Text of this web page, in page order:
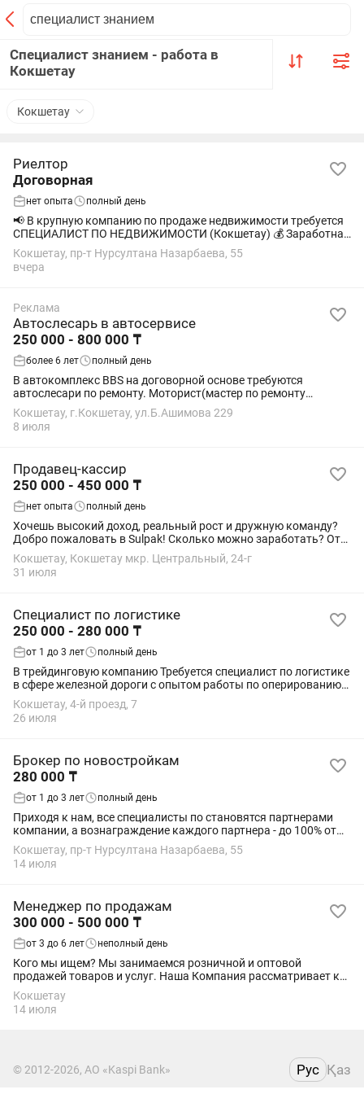
Специалист знанием - работа в
Кокшетау
Кокшетау
Риелтор
Договорная
нет опыта полный день
📢 В крупную компанию по продаже недвижимости требуется
СПЕЦИАЛИСТ ПО НЕДВИЖИМОСТИ (Кокшетау) 💰 Заработная
плата: от 400 000 до 5 000 000 (на руки) •высокий процент с
каждой сделки •мотивационные...
Кокшетау, пр-т Нурсултана Назарбаева, 55
вчера
Реклама
Автослесарь в автосервисе
250 000 - 800 000 ₸
более 6 лет полный день
В автокомплекс BBS на договорной основе требуются
автослесари по ремонту. Моторист(мастер по ремонту
двигателей).Знание Vag группы обязательно,все спец.ключи
для выставления фаз ГРМ есть. ...
Кокшетау, г.Кокшетау, ул.Б.Ашимова 229
8 июля
Продавец-кассир
250 000 - 450 000 ₸
нет опыта полный день
Хочешь высокий доход, реальный рост и дружную команду?
Добро пожаловать в Sulpak! Сколько можно заработать? От
250 000 до 450 000 т и больше — всё зависит от твоих продаж.
Оклад + бонусы (сдельная...
Кокшетау, Кокшетау мкр. Центральный, 24-г
31 июля
Специалист по логистике
250 000 - 280 000 ₸
от 1 до 3 лет полный день
В трейдинговую компанию Требуется специалист по логистике
в сфере железной дороги с опытом работы по оперированию
грузового вагонного парка. Необходимо знание по
программам rail tarif, асу дкр
Кокшетау, 4-й проезд, 7
26 июля
Брокер по новостройкам
280 000 ₸
от 1 до 3 лет полный день
Приходя к нам, все специалисты по становятся партнерами
компании, а вознаграждение каждого партнера - до 100% от
сделки. Эта работа для тех, кто хочет освоить новую
профессию и получать комфортный...
Кокшетау, пр-т Нурсултана Назарбаева, 55
14 июля
Менеджер по продажам
300 000 - 500 000 ₸
от 3 до 6 лет неполный день
Кого мы ищем? Мы занимаемся розничной и оптовой
продажей товаров и услуг. Наша Компания рассматривает к
сотрудничеству специалистов в Вашем городе, которые умеют
продавать, работать с клиентами и...
Кокшетау
14 июля
© 2012-2026, АО «Kaspi Bank» Рус Қаз